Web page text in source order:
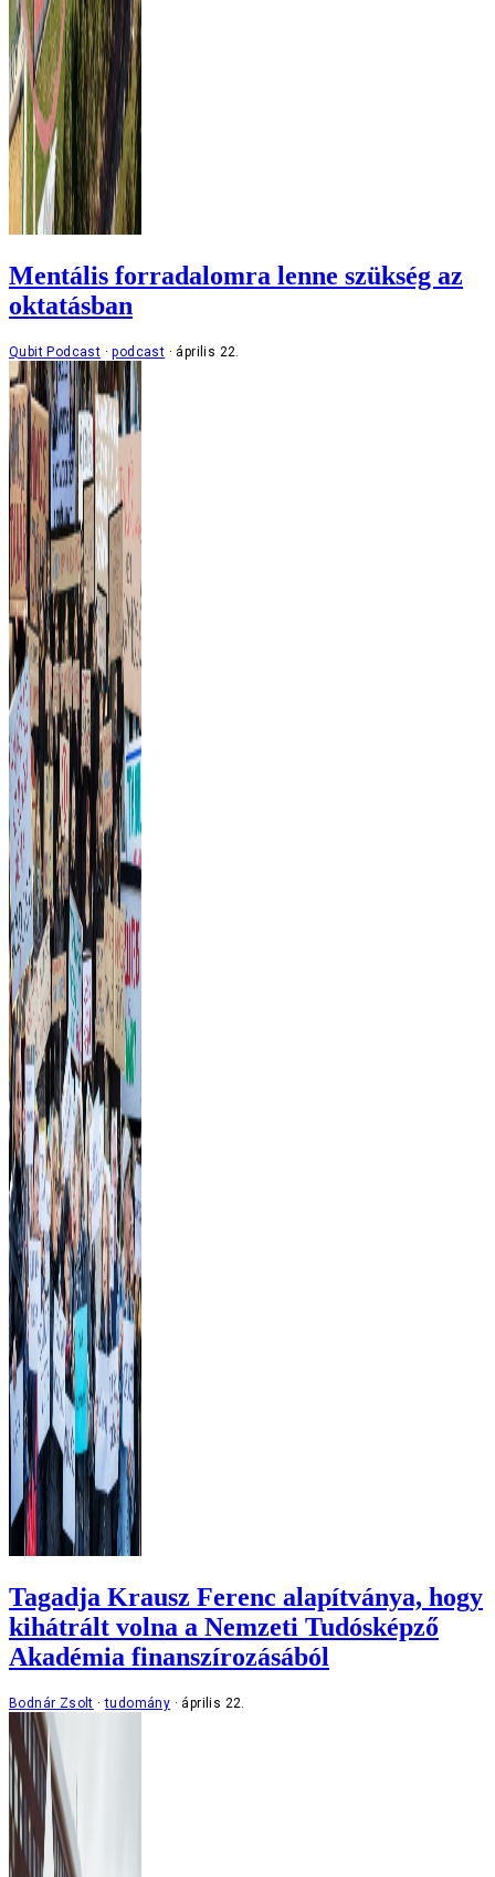
Mentális forradalomra lenne szükség az
oktatásban
Qubit Podcast podcast április 22.
Tagadja Krausz Ferenc alapítványa, hogy
kihátrált volna a Nemzeti Tudósképző
Akadémia finanszírozásából
Bodnár Zsolt tudomány április 22.